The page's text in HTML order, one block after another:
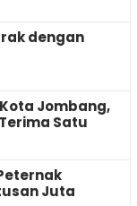
dengan
Jombang,
Satu
Juta